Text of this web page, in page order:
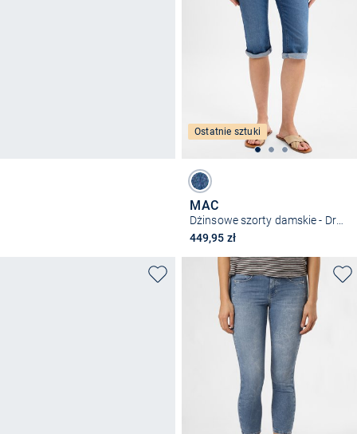
Ostatnie sztuki
MAC
Dżinsowe szorty damskie - Dream Sun
449,95 zł